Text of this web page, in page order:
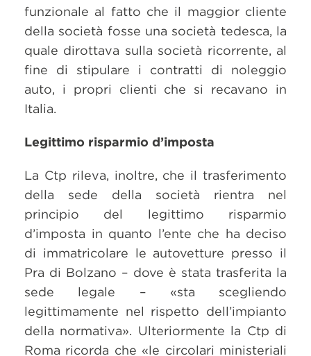
funzionale al fatto che il maggior cliente
della società fosse una società tedesca, la
quale dirottava sulla società ricorrente, al
fine di stipulare i contratti di noleggio
auto, i propri clienti che si recavano in
Italia.
Legittimo risparmio d’imposta
La Ctp rileva, inoltre, che il trasferimento
della sede della società rientra nel
principio del legittimo risparmio
d’imposta in quanto l’ente che ha deciso
di immatricolare le autovetture presso il
Pra di Bolzano – dove è stata trasferita la
sede legale – «sta scegliendo
legittimamente nel rispetto dell’impianto
della normativa». Ulteriormente la Ctp di
Roma ricorda che «le circolari ministeriali